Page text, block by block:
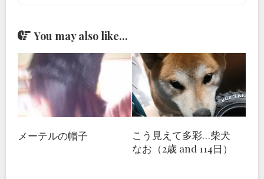
You may also like...
メーテルの帽子
こう見えて多彩…柴犬
なお（2歳 and 114日）